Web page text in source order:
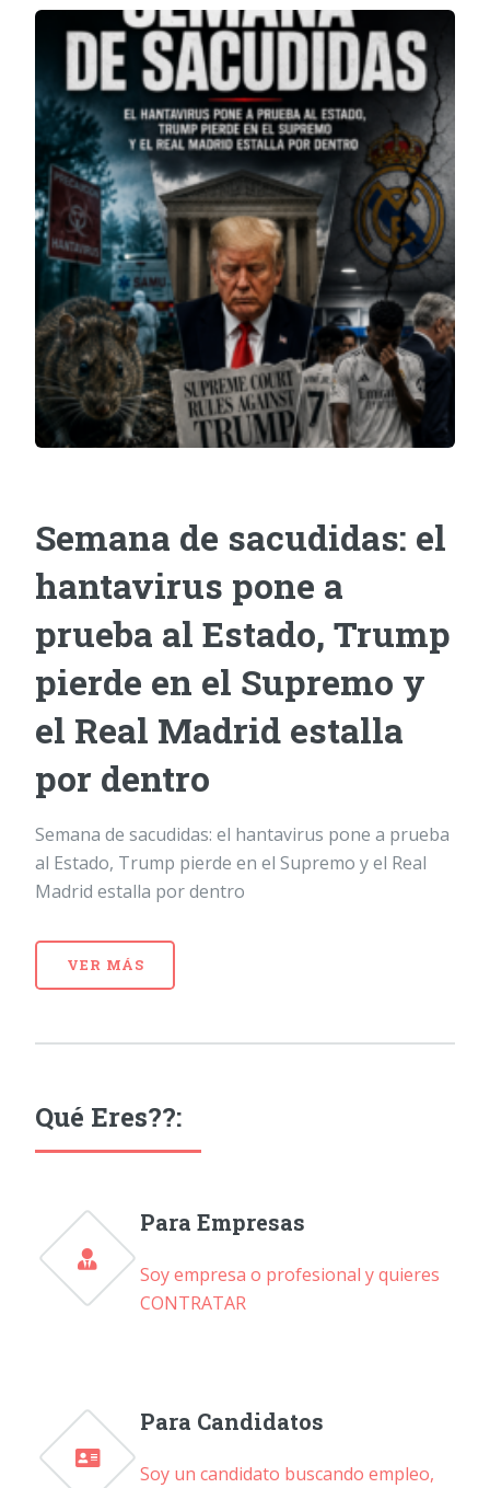
Semana de sacudidas: el
hantavirus pone a
prueba al Estado, Trump
pierde en el Supremo y
el Real Madrid estalla
por dentro
Semana de sacudidas: el hantavirus pone a prueba
al Estado, Trump pierde en el Supremo y el Real
Madrid estalla por dentro
VER MÁS
Qué Eres??:
Para Empresas
Soy empresa o profesional y quieres
CONTRATAR
Para Candidatos
Soy un candidato buscando empleo,